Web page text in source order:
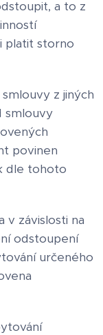
a to z
platit storno
z jiných
smlouvy
povinen
dle tohoto
v závislosti na
odstoupení
určeného